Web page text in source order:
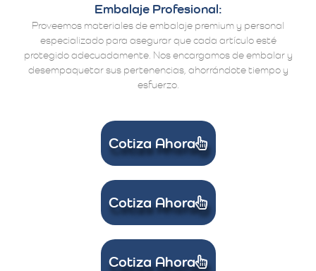
Embalaje Profesional:
Proveemos materiales de embalaje premium y personal
especializado para asegurar que cada artículo esté
protegido adecuadamente. Nos encargamos de embalar y
desempaquetar sus pertenencias, ahorrándote tiempo y
esfuerzo.
Cotiza Ahora
Cotiza Ahora
Cotiza Ahora